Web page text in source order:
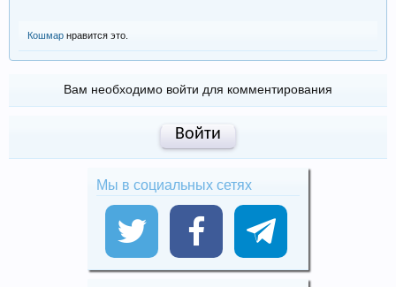
Кошмар нравится это.
Вам необходимо войти для комментирования
Войти
Мы в социальных сетях